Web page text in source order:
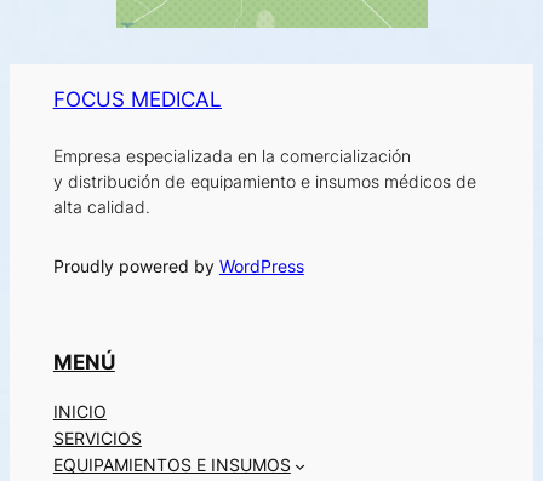
FOCUS MEDICAL
Empresa especializada en la comercialización
y distribución de equipamiento e insumos médicos de
alta calidad.
Proudly powered by WordPress
MENÚ
INICIO
SERVICIOS
EQUIPAMIENTOS E INSUMOS